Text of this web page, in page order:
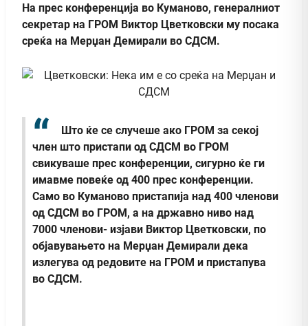
На прес конференција во Куманово, генералниот
секретар на ГРОМ Виктор Цветковски му посака
среќа на Мерџан Демирали во СДСМ.
Што ќе се случеше ако ГРОМ за секој
член што пристапи од СДСМ во ГРОМ
свикуваше прес конференции, сигурно ќе ги
имавме повеќе од 400 прес конференции.
Само во Куманово пристапија над 400 членови
од СДСМ во ГРОМ, а на државно ниво над
7000 членови- изјави Виктор Цветковски, по
објавувањето на Мерџан Демирали дека
излегува од редовите на ГРОМ и пристапува
во СДСМ.